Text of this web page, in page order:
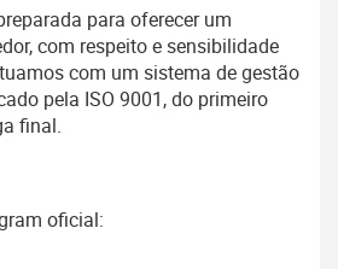
para oferecer um
com respeito e sensibilidade
com um sistema de gestão
pela ISO 9001, do primeiro
final.
oficial: